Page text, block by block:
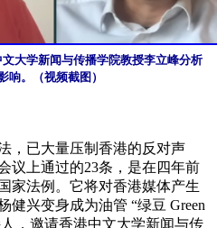
大学新闻与传播学院教授李立峰分析
响。（视频截图）
，已大量压制香港的反对声
议上通过的23条，是在四年前
家法例。它将对香港媒体产生
健兴变身成为油管 “绿豆 Green
，邀请香港中文大学新闻与传